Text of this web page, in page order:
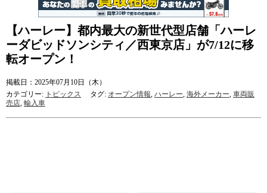
【ハーレー】都内最大の新世代型店舗「ハーレ
ーダビッドソンシティ／西東京店」が7/12に移
転オープン！
掲載日：2025年07月10日（木）
カテゴリー: トピックス タグ: オープン情報, ハーレー, 海外メーカー, 車両販
売店, 輸入車